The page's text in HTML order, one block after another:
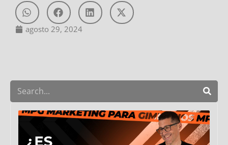
agosto 29, 2024